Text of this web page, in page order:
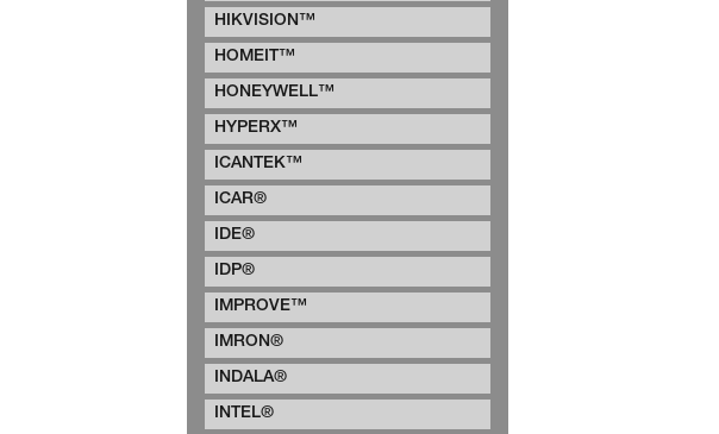
HIKVISION™
HOMEIT™
HONEYWELL™
HYPERX™
ICANTEK™
ICAR®
IDE®
IDP®
IMPROVE™
IMRON®
INDALA®
INTEL®